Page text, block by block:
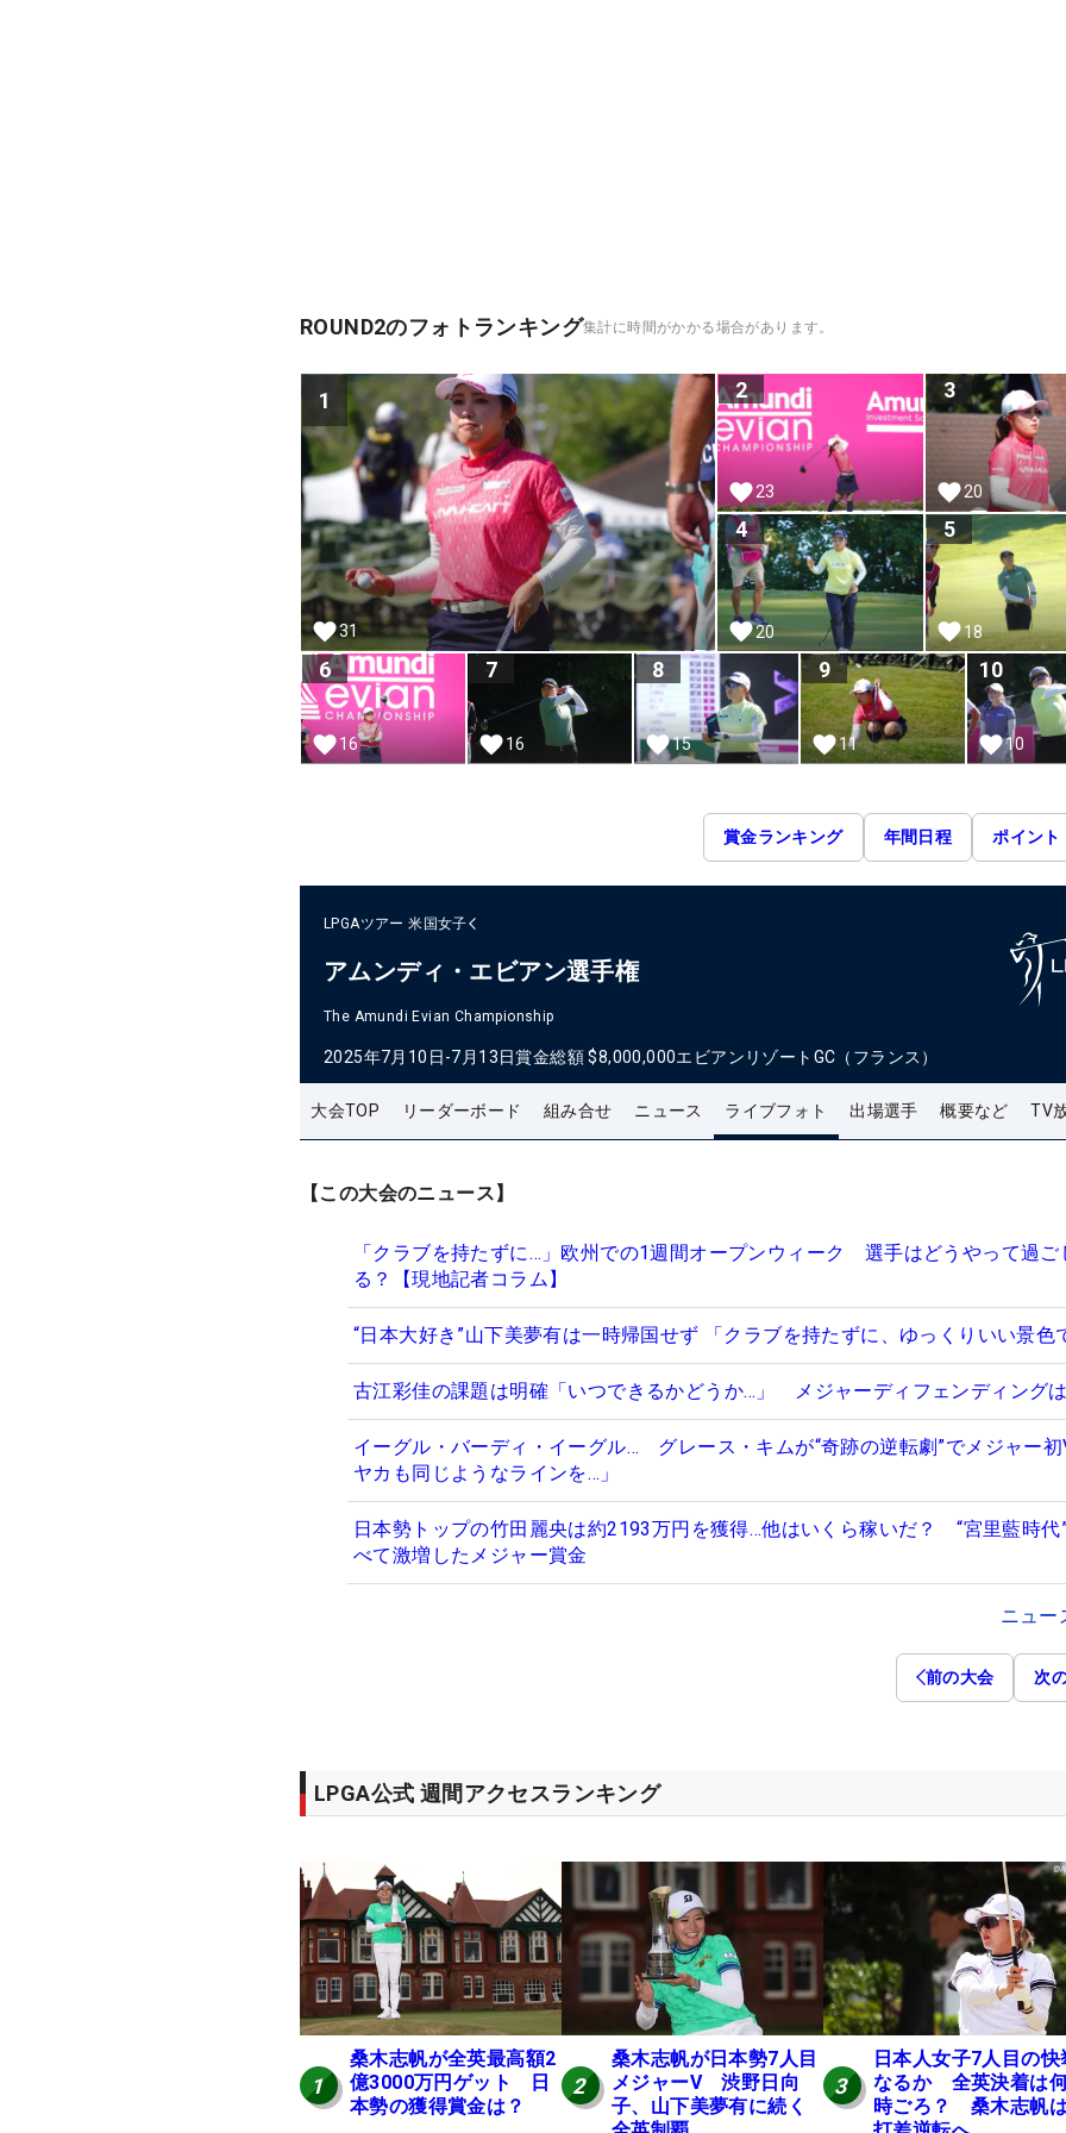
ROUND2のフォトランキング集計に時間がかかる場合があります。
1
31
2
23
3
20
4
20
5
18
6
16
7
16
8
15
9
11
10
10
賞金ランキング 年間日程 ポイント
LPGAツアー 米国女子
アムンディ・エビアン選手権
The Amundi Evian Championship
2025年7月10日-7月13日賞金総額 $8,000,000エビアンリゾートGC（フランス）
大会TOP リーダーボード 組み合せ ニュース ライブフォト 出場選手 概要など TV
【この大会のニュース】
「クラブを持たずに…」欧州での1週間オープンウィーク 選手はどうやって過ご
る？【現地記者コラム】
“日本大好き”山下美夢有は一時帰国せず 「クラブを持たずに、ゆっくりいい景色
古江彩佳の課題は明確「いつできるかどうか…」 メジャーディフェンディング
イーグル・バーディ・イーグル… グレース・キムが“奇跡の逆転劇”でメジャー
ヤカも同じようなラインを…」
日本勢トップの竹田麗央は約2193万円を獲得…他はいくら稼いだ？ “宮里藍時代
べて激増したメジャー賞金
ニュー
前の大会 次
LPGA公式 週間アクセスランキング
1
桑木志帆が全英最高額2
億3000万円ゲット 日
本勢の獲得賞金は？
2
桑木志帆が日本勢7人目
メジャーV 渋野日向
子、山下美夢有に続く
3
日本人女子7人目の快
なるか 全英決着は
時ごろ？ 桑木志帆